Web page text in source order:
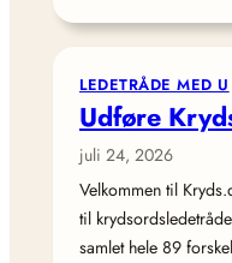
LEDETRÅDE MED U
Udføre
juli 24, 2026
Velkommen til
til
samlet hele 89